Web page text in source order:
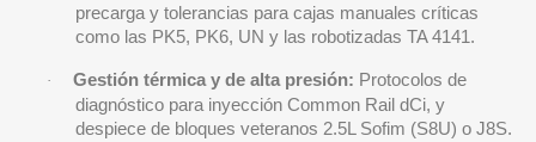
precarga y tolerancias para cajas manuales críticas
como las PK5, PK6, UN y las robotizadas TA 4141.
· Gestión térmica y de alta presión: Protocolos de
diagnóstico para inyección Common Rail dCi, y
despiece de bloques veteranos 2.5L Sofim (S8U) o J8S.